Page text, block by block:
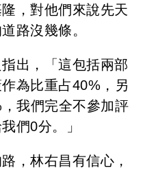
，對他們來說先天
路沒幾條。
出，「這包括兩部
為比重占40%，另
我們完全不參加評
們0分。」
，林右昌有信心，